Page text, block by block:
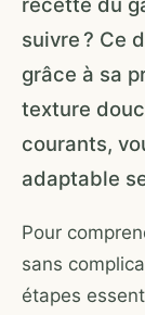
suivre ? Ce
grâce à sa
texture
courants,
adaptable
Pour
sans
étapes